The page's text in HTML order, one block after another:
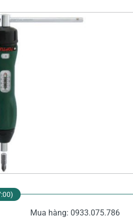
Mua hàng: 0933.075.786